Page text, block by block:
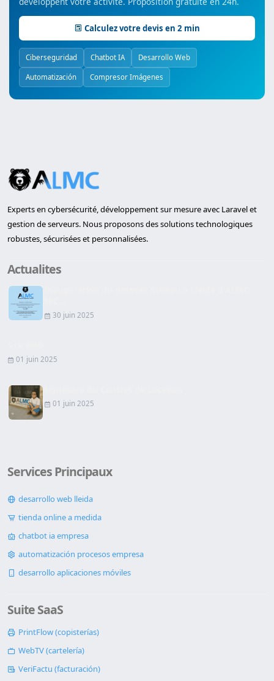
Calculez votre devis en 2 min
Ciberseguridad Chatbot IA Desarrollo Web
Automatización Compresor Imágenes
Experts en cybersécurité, développement sur mesure avec Laravel et
gestion de serveurs. Nous proposons des solutions technologiques
robustes, sécurisées et personnalisées.
Actualites
30 juin 2025
01 juin 2025
01 juin 2025
Services Principaux
desarrollo web lleida
tienda online a medida
chatbot ia empresa
automatización procesos empresa
desarrollo aplicaciones móviles
Suite SaaS
PrintFlow (copisterías)
WebTV (cartelería)
VeriFactu (facturación)